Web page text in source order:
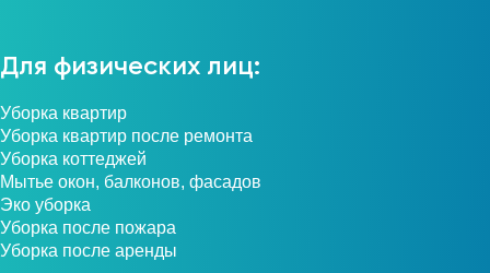
Для физических лиц:
Уборка квартир
Уборка квартир после ремонта
Уборка коттеджей
Мытье окон, балконов, фасадов
Эко уборка
Уборка после пожара
Уборка после аренды